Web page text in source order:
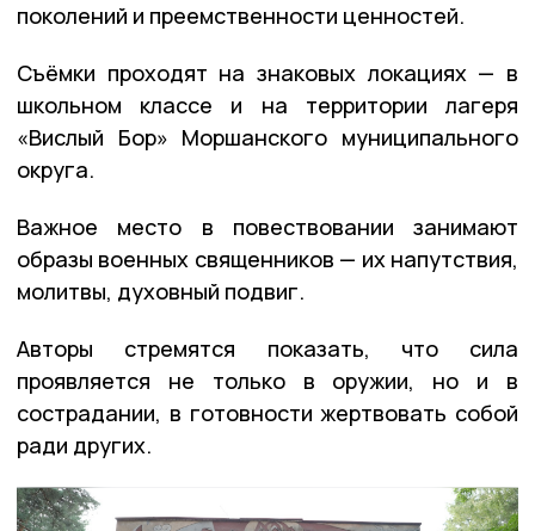
поколений и преемственности ценностей.
Съёмки проходят на знаковых локациях — в
школьном классе и на территории лагеря
«Вислый Бор» Моршанского муниципального
округа.
Важное место в повествовании занимают
образы военных священников — их напутствия,
молитвы, духовный подвиг.
Авторы стремятся показать, что сила
проявляется не только в оружии, но и в
сострадании, в готовности жертвовать собой
ради других.